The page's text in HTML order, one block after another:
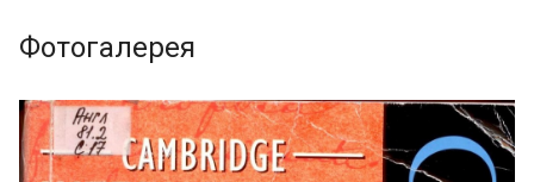
Фотогалерея